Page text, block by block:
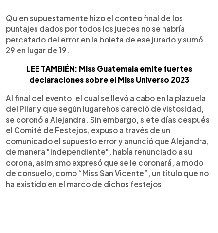
Quien supuestamente hizo el conteo final de los
puntajes dados por todos los jueces no se habría
percatado del error en la boleta de ese jurado y sumó
29 en lugar de 19.
LEE TAMBIÉN: Miss Guatemala emite fuertes
declaraciones sobre el Miss Universo 2023
Al final del evento, el cual se llevó a cabo en la plazuela
del Pilar y que según lugareños careció de vistosidad,
se coronó a Alejandra. Sin embargo, siete días después
el Comité de Festejos, expuso a través de un
comunicado el supuesto error y anunció que Alejandra,
de manera "independiente", había renunciado a su
corona, asimismo expresó que se le coronará, a modo
de consuelo, como “Miss San Vicente”, un título que no
ha existido en el marco de dichos festejos.